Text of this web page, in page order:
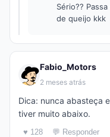
Sério??
de queijo kkk
Fabio_Motors
2 meses atrás
Dica: nunca abasteça
tiver muito abaixo.
♥ 128 💬 Responder